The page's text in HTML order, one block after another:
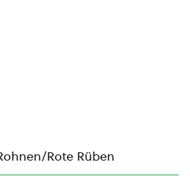
Rote Rüben